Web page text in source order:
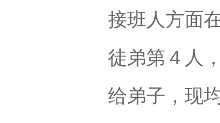
接班人方面
徒弟第４人
给弟子，现